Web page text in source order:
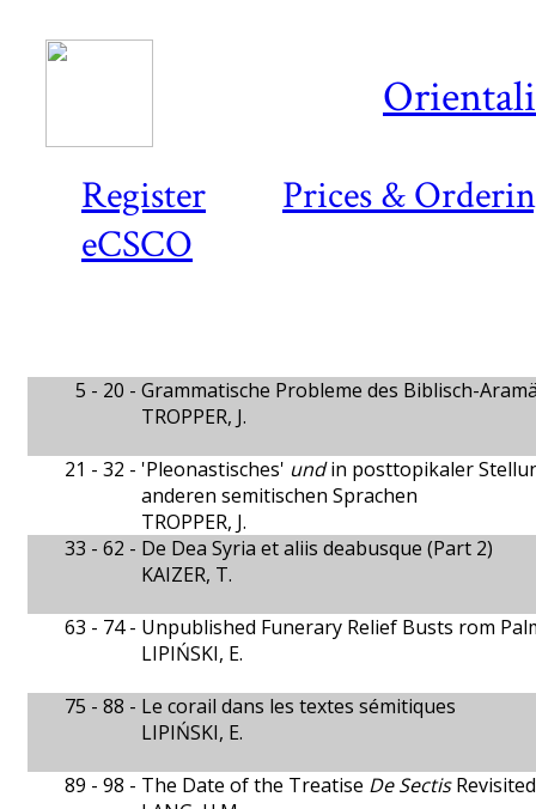
Register
Prices &
eCSCO
5 - 20 - Grammatische Probleme des Biblisch-
TROPPER, J.
21 - 32 - 'Pleonastisches' undin posttopikaler
anderen semitischen Sprachen
TROPPER, J.
33 - 62 - De Dea Syria et aliis deabusque (Part 2)
KAIZER, T.
63 - 74 - Unpublished Funerary Relief Busts rom
LIPIŃSKI, E.
75 - 88 - Le corail dans les textes sémitiques
LIPIŃSKI, E.
89 - 98 - The Date of the Treatise De SectisRevisited